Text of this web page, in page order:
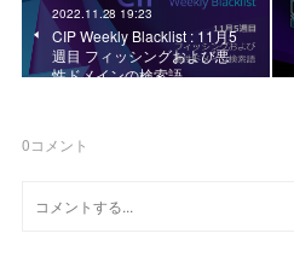
2022.11.28 19:23
CIP Weekly Blacklist : 11月5
週目 フィッシングおよび悪
性ドメインの検索語
0コメント